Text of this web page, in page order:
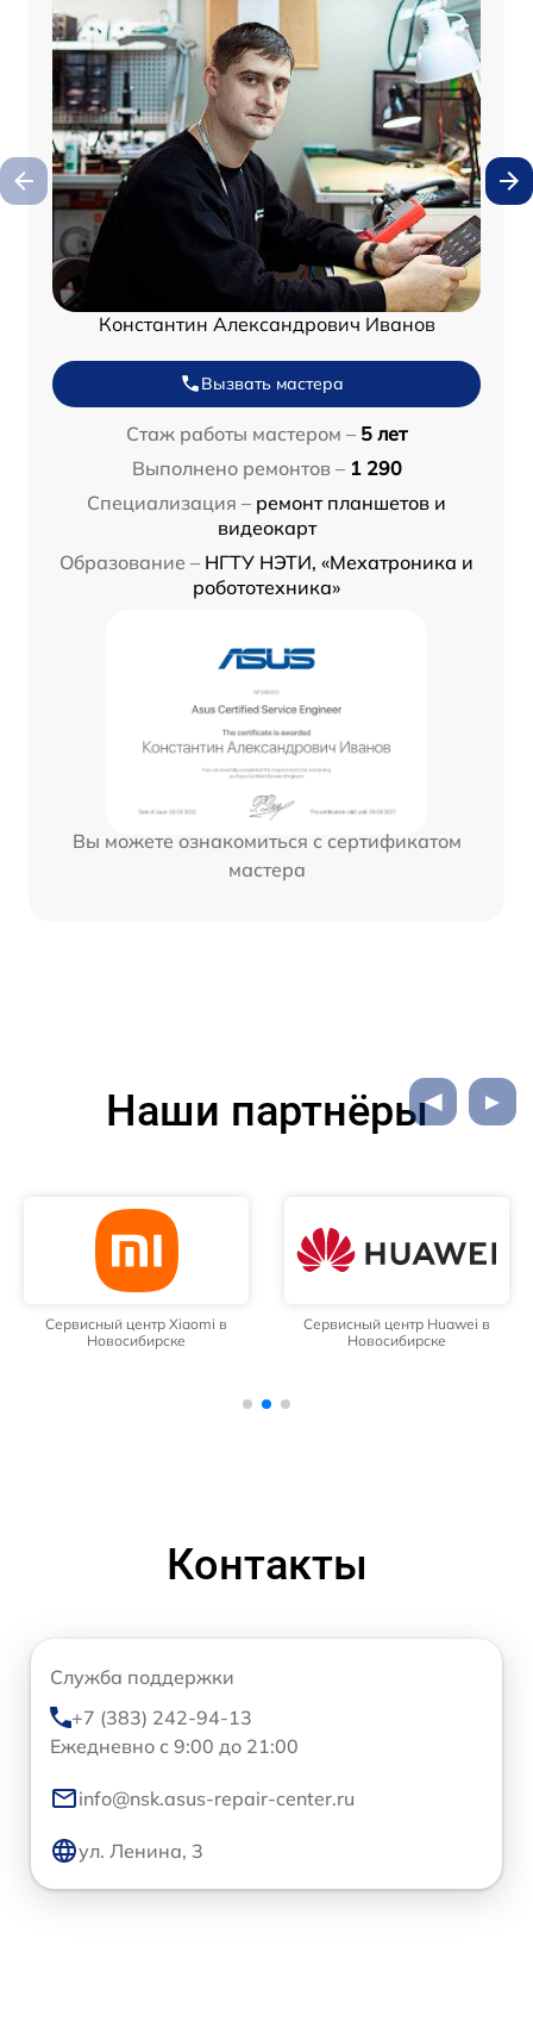
Константин Александрович Иванов
Вызвать мастера
Стаж работы мастером – 5 лет
Выполнено ремонтов – 1 290
Специализация – ремонт планшетов и
видеокарт
Образование – НГТУ НЭТИ, «Мехатроника и
робототехника»
Вы можете ознакомиться с сертификатом
мастера
Наши партнёры
Сервисный центр Xiaomi в
Новосибирске
Сервисный центр Huawei в
Новосибирске
Контакты
Служба поддержки
+7 (383) 242-94-13
Ежедневно с 9:00 до 21:00
info@nsk.asus-repair-center.ru
ул. Ленина, 3